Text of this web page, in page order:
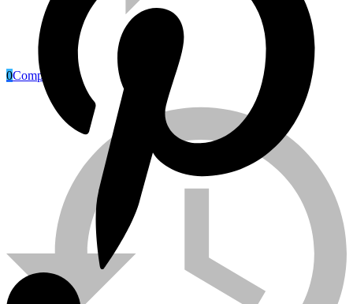
0Compare